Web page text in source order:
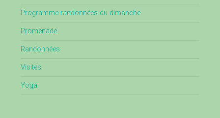
Programme randonnées du dimanche
Promenade
Randonnées
Visites
Yoga